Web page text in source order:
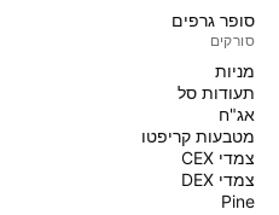
סופר גרפים
סורקים
מניות‏
תעודות סל
אג"ח
מטבעות קריפטו
צמדי CEX
צמדי DEX
Pine